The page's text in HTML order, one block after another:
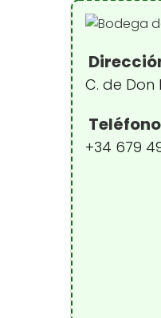
C. de Don
Teléfono
+34 679